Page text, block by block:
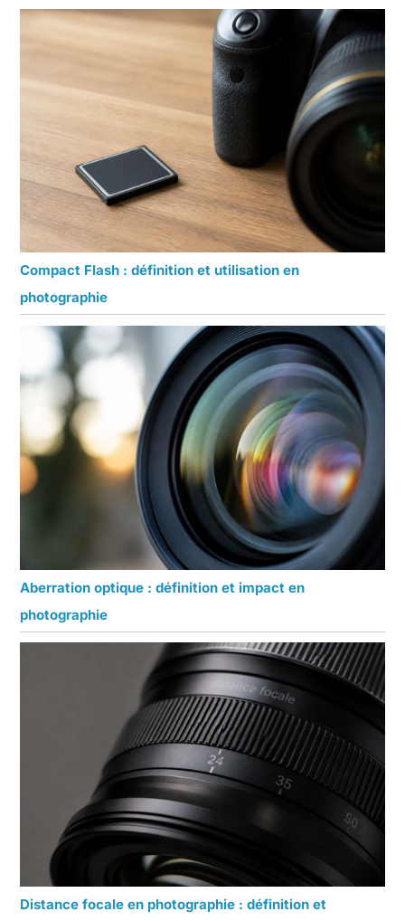
Compact Flash : définition et utilisation en
photographie
Aberration optique : définition et impact en
photographie
Distance focale en photographie : définition et